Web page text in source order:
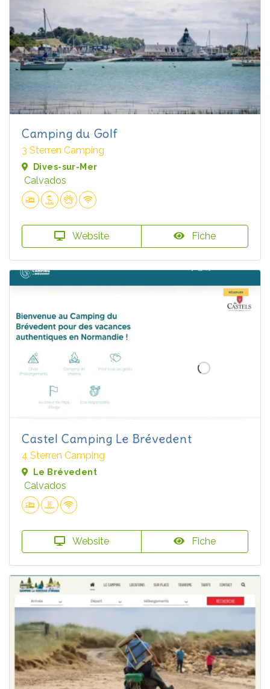
Camping du Golf
3 Sterren Camping
Dives-sur-Mer
Calvados
Website Fiche
Castel Camping Le Brévedent
4 Sterren Camping
Le Brévedent
Calvados
Website Fiche